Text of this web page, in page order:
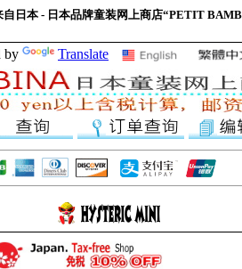
自日本 - 日本品牌童装网上商店“PETIT
by Translate